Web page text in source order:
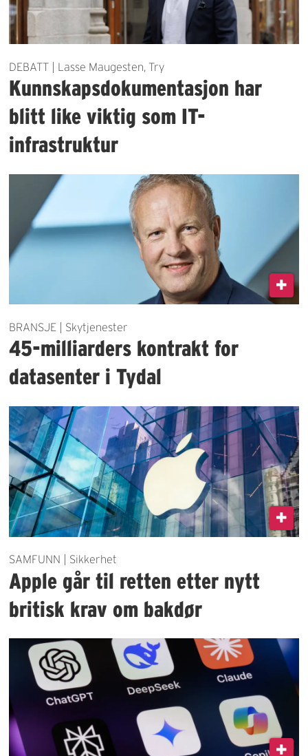
DEBATT | Lasse Maugesten, Try
Kunnskapsdokumentasjon har
blitt like viktig som IT-
infrastruktur
BRANSJE | Skytjenester
45-milliarders kontrakt for
datasenter i Tydal
SAMFUNN | Sikkerhet
Apple går til retten etter nytt
britisk krav om bakdør